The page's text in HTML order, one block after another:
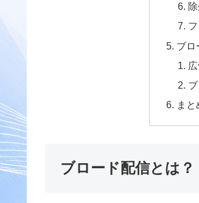
ブロ
ま
ブロード配信とは？